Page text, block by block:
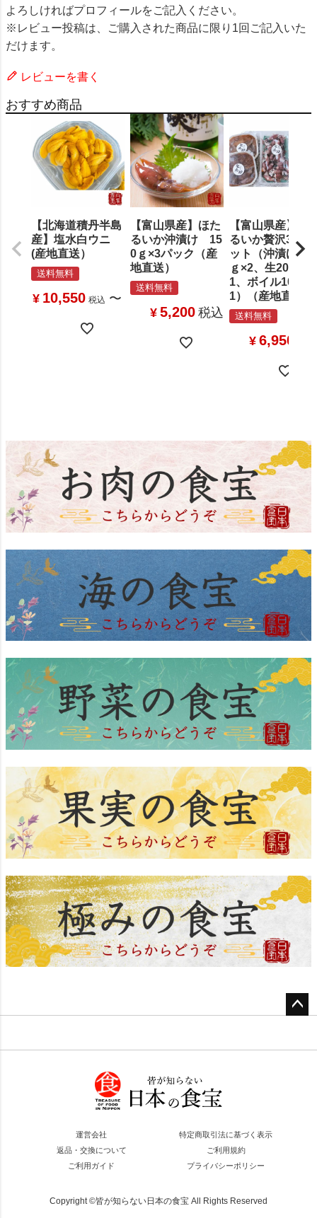
よろしければプロフィールをご記入ください。
※レビュー投稿は、ご購入された商品に限り1回ご記入いた
だけます。
レビューを書く
おすすめ商品
【北海道積丹半島
産】塩水白ウニ
(産地直送）
送料無料
¥ 10,550 税込 〜
【富山県産】ほた
るいか沖漬け 15
0ｇ×3パック（産
地直送）
送料無料
¥ 5,200 税込
【富山県産】ほ
るいか贅沢3点セ
ット（沖漬け150
ｇ×2、生200ｇ×
1、ボイル100ｇ×
1）（産地直送）
送料無料
¥ 6,950
運営会社
特定商取引法に基づく表示
返品・交換について
ご利用規約
ご利用ガイド
プライバシーポリシー
Copyright ©皆が知らない日本の食宝 All Rights Reserved